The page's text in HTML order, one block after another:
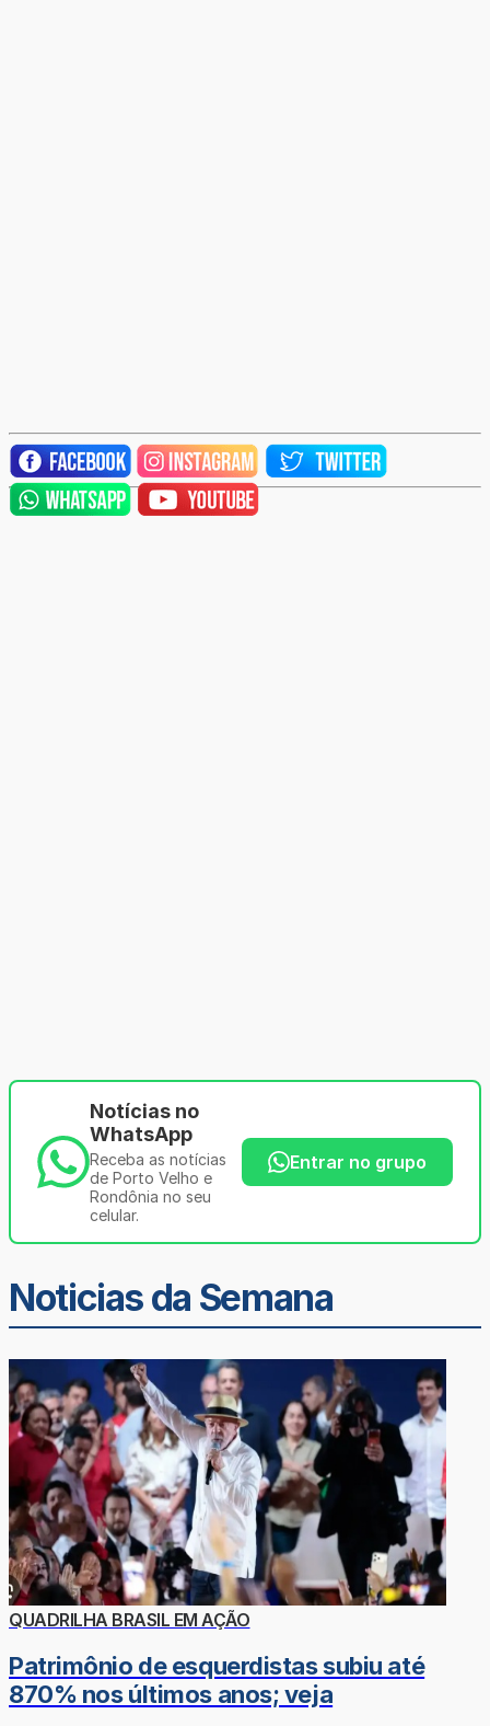
Notícias no
WhatsApp
Receba as notícias
de Porto Velho e
Rondônia no seu
celular.
Entrar no grupo
Noticias da Semana
QUADRILHA BRASIL EM AÇÃO
Patrimônio de esquerdistas subiu até
870% nos últimos anos; veja